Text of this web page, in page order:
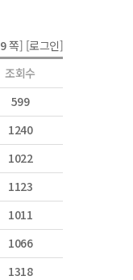
9쪽] [로그인]
조회수
599
1240
1022
1123
1011
1066
1318